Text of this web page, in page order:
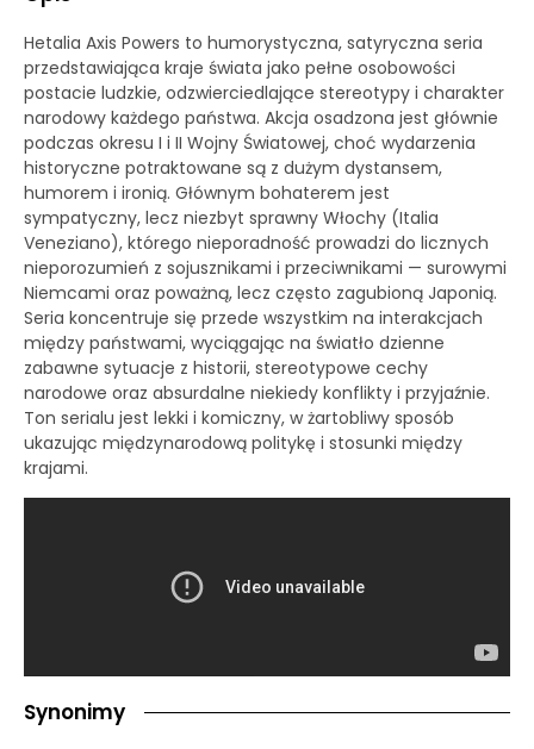
Hetalia Axis Powers to humorystyczna, satyryczna seria
przedstawiająca kraje świata jako pełne osobowości
postacie ludzkie, odzwierciedlające stereotypy i charakter
narodowy każdego państwa. Akcja osadzona jest głównie
podczas okresu I i II Wojny Światowej, choć wydarzenia
historyczne potraktowane są z dużym dystansem,
humorem i ironią. Głównym bohaterem jest
sympatyczny, lecz niezbyt sprawny Włochy (Italia
Veneziano), którego nieporadność prowadzi do licznych
nieporozumień z sojusznikami i przeciwnikami — surowymi
Niemcami oraz poważną, lecz często zagubioną Japonią.
Seria koncentruje się przede wszystkim na interakcjach
między państwami, wyciągając na światło dzienne
zabawne sytuacje z historii, stereotypowe cechy
narodowe oraz absurdalne niekiedy konflikty i przyjaźnie.
Ton serialu jest lekki i komiczny, w żartobliwy sposób
ukazując międzynarodową politykę i stosunki między
krajami.
Synonimy